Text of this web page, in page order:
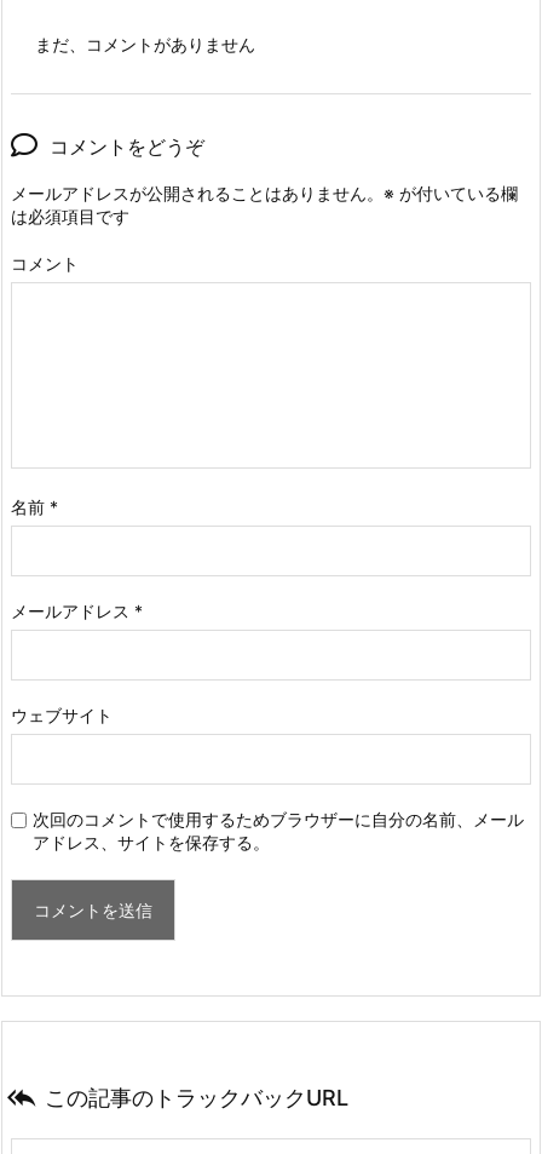
まだ、コメントがありません
コメントをどうぞ
メールアドレスが公開されることはありません。 ※ が付いている欄
は必須項目です
コメント
名前 *
メールアドレス *
ウェブサイト
次回のコメントで使用するためブラウザーに自分の名前、メール
アドレス、サイトを保存する。
 この記事のトラックバックURL